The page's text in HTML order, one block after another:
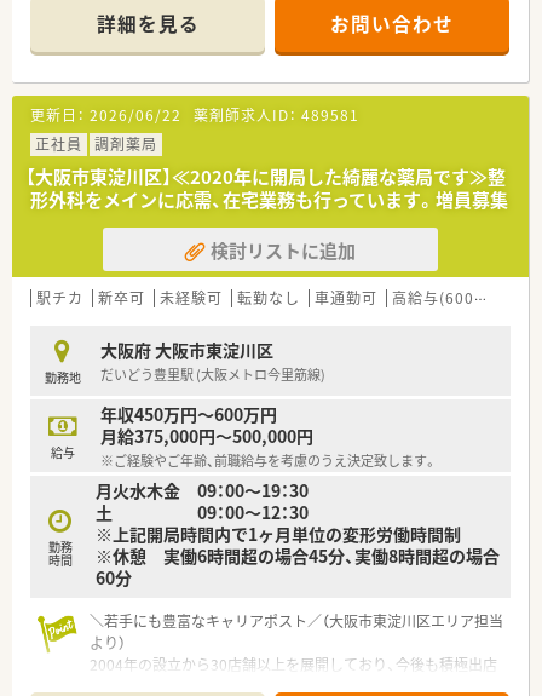
在宅業務をバランスよく分担しています。
■2020年開局の比較的新しく綺麗な店舗で、近隣の広域病院か
らの処方箋も積極的に受け入れています。
【募集背景と求める人物像について】
■欠員補充に伴う急募案件であり、周囲と協力しながら能動的に
店舗運営を支えてくださる方を求めています。
■在宅業務に注力しているため、車の運転が可能でフットワーク
軽く業務に取り組める方を歓迎しています。
■入社半年以内の認定薬剤師取得が必須ですが、取得支援制度を
活用して意欲的に学べる方を募集しています。
【法人特徴について】
■大阪を中心に34店舗を展開する成長企業で、女性社長ならで
■在宅医療のノウハウが全店で統一されており、事務センターの
活用で薬剤師が業務に集中できる環境です。
■地域密着型の店舗展開を重視し、管理栄養士と連携した健康相
談など予防医療にも力を入れています。
詳細を見る お問い合わせ
更新日： 2026/06/22 薬剤師求人ID： 489581
正社員
調剤薬局
【大阪市東淀川区】≪2020年に開局した綺麗な薬局です≫整
形外科をメインに応需、在宅業務も行っています。増員募集
検討リストに追加
駅チカ 新卒可 未経験可 転勤なし 車通勤可 高給与(600万円以上)
勤務地
大阪府 大阪市東淀川区
だいどう豊里駅 (大阪メトロ今里筋線)
給与
年収450万円～600万円
月給375,000円～500,000円
※ご経験やご年齢、前職給与を考慮のうえ決定致します。
勤務
時間
月火水木金 09：00～19：30
土 09：00～12：30
※上記開局時間内で1ヶ月単位の変形労働時間制
※休憩 実働6時間超の場合45分、実働8時間超の場合
60分
＼若手にも豊富なキャリアポスト／（大阪市東淀川区エリア担当
より）
2004年の設立から30店舗以上を展開しており、今後も積極出店